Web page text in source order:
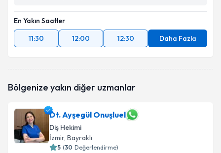
En Yakın Saatler
11:30
12:00 12:30 Daha Fazla
Bölgenize yakın diğer uzmanlar
Dt. Ayşegül Onuşluel
Diş Hekimi
İzmir, Bayraklı
5 (30 Değerlendirme)